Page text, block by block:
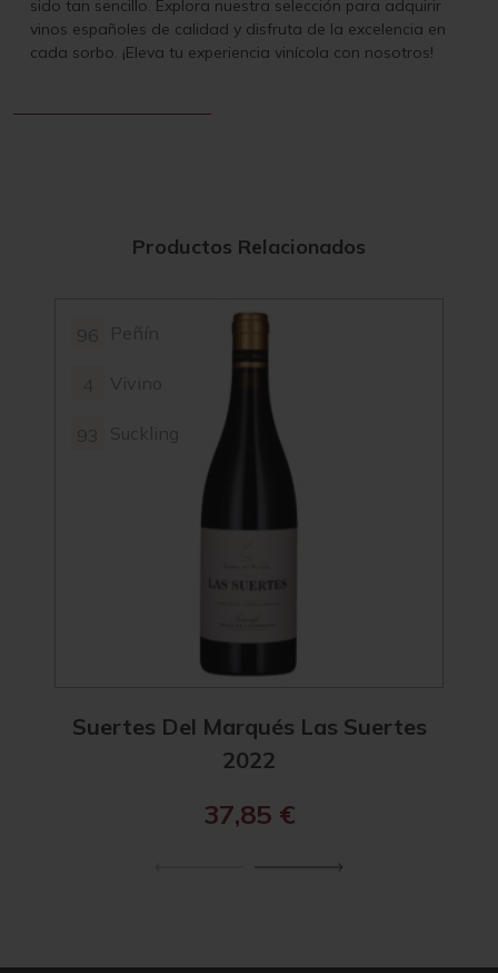
sido tan sencillo. Explora nuestra selección para adquirir
vinos españoles de calidad y disfruta de la excelencia en
cada sorbo. ¡Eleva tu experiencia vinícola con nosotros!
Productos Relacionados
Peñín
Vivino
Suckling
Suertes Del Marqués Las Suertes
2022
37,85 €